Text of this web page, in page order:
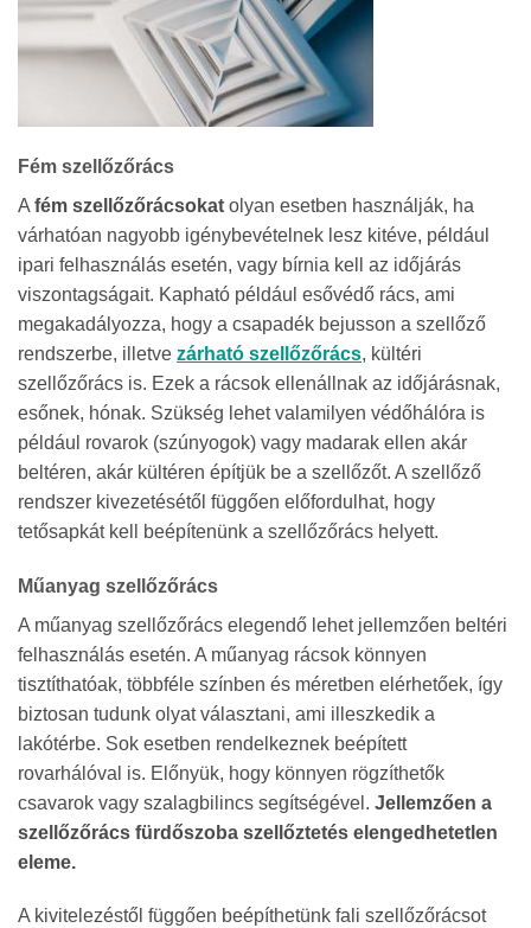
Fém szellőzőrács
A fém szellőzőrácsokat olyan esetben használják, ha
várhatóan nagyobb igénybevételnek lesz kitéve, például
ipari felhasználás esetén, vagy bírnia kell az időjárás
viszontagságait. Kapható például esővédő rács, ami
megakadályozza, hogy a csapadék bejusson a szellőző
rendszerbe, illetve zárható szellőzőrács, kültéri
szellőzőrács is. Ezek a rácsok ellenállnak az időjárásnak,
esőnek, hónak. Szükség lehet valamilyen védőhálóra is
például rovarok (szúnyogok) vagy madarak ellen akár
beltéren, akár kültéren építjük be a szellőzőt. A szellőző
rendszer kivezetésétől függően előfordulhat, hogy
tetősapkát kell beépítenünk a szellőzőrács helyett.
Műanyag szellőzőrács
A műanyag szellőzőrács elegendő lehet jellemzően beltéri
felhasználás esetén. A műanyag rácsok könnyen
tisztíthatóak, többféle színben és méretben elérhetőek, így
biztosan tudunk olyat választani, ami illeszkedik a
lakótérbe. Sok esetben rendelkeznek beépített
rovarhálóval is. Előnyük, hogy könnyen rögzíthetők
csavarok vagy szalagbilincs segítségével. Jellemzően a
szellőzőrács fürdőszoba szellőztetés elengedhetetlen
eleme.
A kivitelezéstől függően beépíthetünk fali szellőzőrácsot